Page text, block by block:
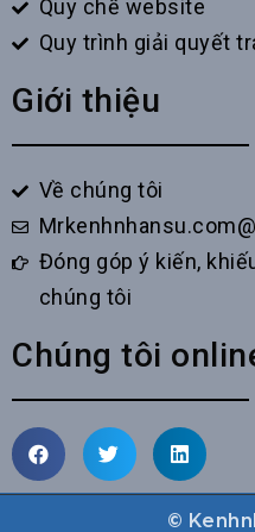
Quy chế website
Quy trình giải quyết
Giới thiệu
Về chúng tôi
Đóng góp ý kiến,
chúng tôi
Chúng tôi
©